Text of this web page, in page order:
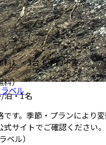
ベル
料）・3台・予約不要
）
/泊・1名
す。季節・プランにより変
式サイトでご確認ください。
ベル）